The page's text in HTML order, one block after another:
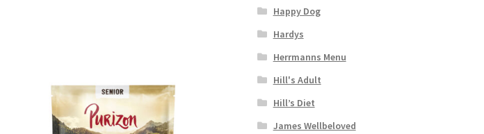
Happy Dog
Hardys
Herrmanns Menu
Hill's Adult
Hill’s Diet
James Wellbeloved